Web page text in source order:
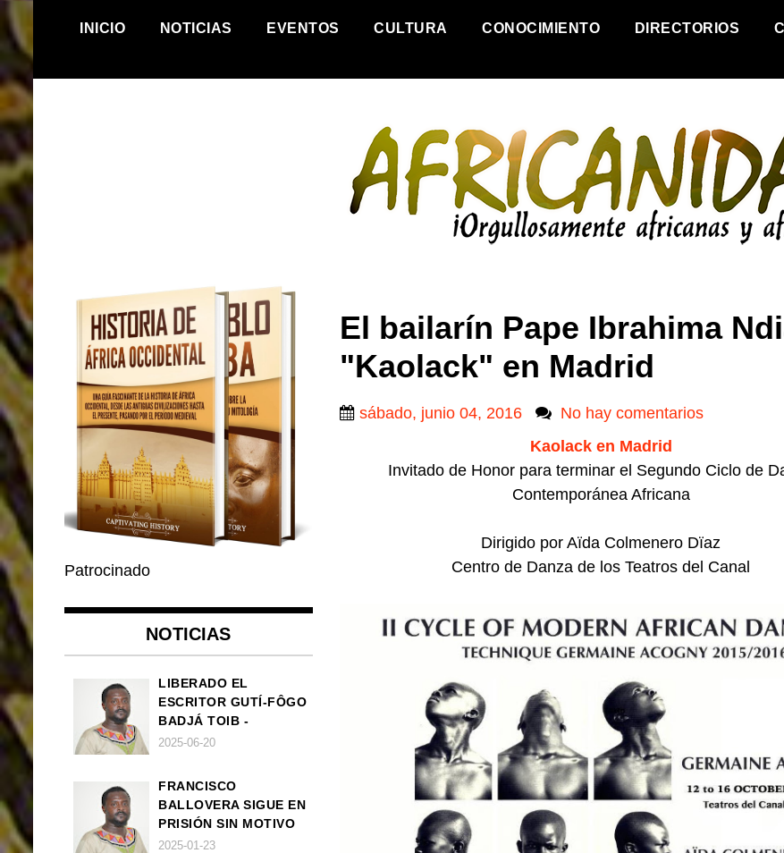
S
i
p
t
o
o
n
INICIO NOTICIAS EVENTOS CULTURA CONOCIMIENTO DIRECTORIOS
El bailarín Pape Ibrahima
"Kaolack" en Madrid
sábado, junio 04, 2016
No hay comentarios
Kaolack en Madrid
Invitado de Honor para terminar el Segundo Ciclo de
Contemporánea Africana
Dirigido por Aïda Colmenero Dïaz
Centro de Danza de los Teatros del Canal
Patrocinado
NOTICIAS
LIBERADO EL
ESCRITOR GUTÍ-FÔGO
BADJÁ TOIB -
FRANCISCO
2025-06-20
FRANCISCO
BALLOVERA SIGUE EN
PRISIÓN SIN MOTIVO
ALGUNO
2025-01-23